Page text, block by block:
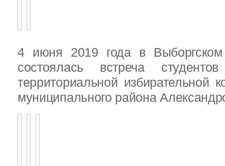
4 июня 2019 года в
состоялась встреча
территориальной избирательной
муниципального района